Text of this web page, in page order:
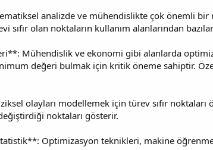
analizde ve mühendislikte çok önemli
olan noktaların kullanım alanlarından
Mühendislik ve ekonomi gibi alanlarda
değeri bulmak için kritik öneme sahiptir.
olayları modellemek için türev sıfır noktaları
noktaları gösterir.
Optimizasyon teknikleri, makine